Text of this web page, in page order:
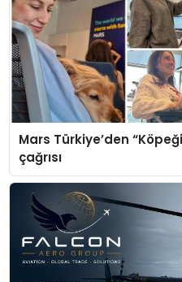
Mars Türkiye’den
çağrısı